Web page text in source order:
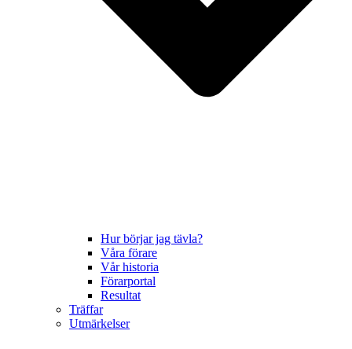
Hur börjar jag tävla?
Våra förare
Vår historia
Förarportal
Resultat
Träffar
Utmärkelser